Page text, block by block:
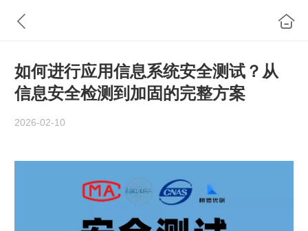
如何进行应用信息系统安全测试？从
信息安全检测到加固的完整方案
2026-02-10